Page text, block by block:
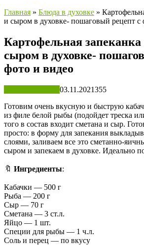
Главная » Блюда в духовке »
и сыром в духовке- пошаговый рецепт с
Картофельная
сыром в духовке-
фото и видео
03.11.2021355
Готовим очень вкусную и быструю
из филе белой рыбы (подойдет треска
того в состав входит сметана и сыр.
просто: в форму для запекания
слоями, заливаем все это сметанно-
сыром и запекаем в духовке. Идеально
🔖 Ингредиенты:
Кабачки — 500 г
Рыба — 200 г
Сыр — 70 г
Сметана — 3 ст.л.
Яйцо — 1 шт.
Специи для рыбы — 1 ч.л.
Соль и перец — по вкусу